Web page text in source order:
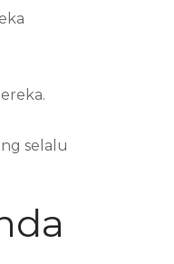
selalu